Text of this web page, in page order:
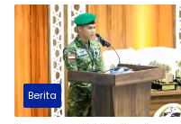
Maritim Kepulauan Buton
Berita